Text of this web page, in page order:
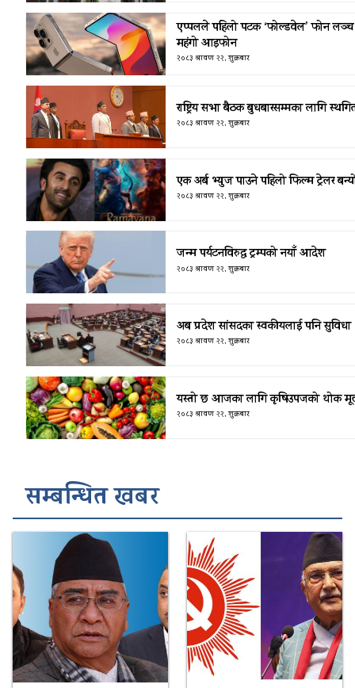
एप्पलले पहिलो पटक ‘फोल्डवेल’ फोन
महंगो आइफोन
२०८३ श्रावण २२, शुक्रबार
राष्ट्रिय सभा बैठक बुधबारसम्मका लागि
२०८३ श्रावण २२, शुक्रबार
एक अर्ब भ्युज पाउने पहिलो फिल्म ट्रेलर
२०८३ श्रावण २२, शुक्रबार
जन्म पर्यटनविरुद्ध ट्रम्पको नयाँ आदेश
२०८३ श्रावण २२, शुक्रबार
अब प्रदेश सांसदका स्वकीयलाई पनि सुविधा
२०८३ श्रावण २२, शुक्रबार
यस्तो छ आजका लागि कृषिउपजको थोक
२०८३ श्रावण २२, शुक्रबार
सम्बन्धित खबर